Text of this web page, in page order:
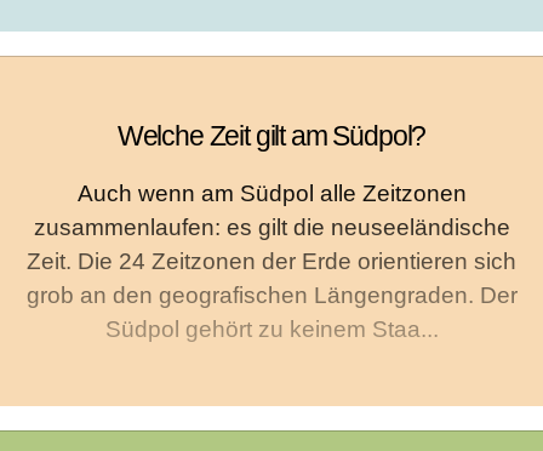
Welche Zeit gilt am Südpol?
Auch wenn am Südpol alle Zeitzonen
zusammenlaufen: es gilt die neuseeländische
Zeit. Die 24 Zeitzonen der Erde orientieren sich
grob an den geografischen Längengraden. Der
Südpol gehört zu keinem Staa...